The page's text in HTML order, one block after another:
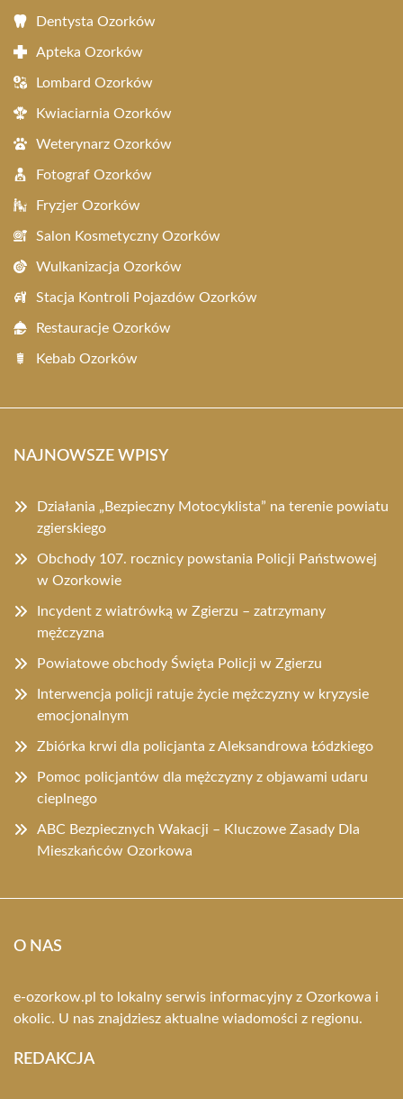
Dentysta Ozorków
Apteka Ozorków
Lombard Ozorków
Kwiaciarnia Ozorków
Weterynarz Ozorków
Fotograf Ozorków
Fryzjer Ozorków
Salon Kosmetyczny Ozorków
Wulkanizacja Ozorków
Stacja Kontroli Pojazdów Ozorków
Restauracje Ozorków
Kebab Ozorków
NAJNOWSZE WPISY
Działania „Bezpieczny Motocyklista” na terenie powiatu
zgierskiego
Obchody 107. rocznicy powstania Policji Państwowej
w Ozorkowie
Incydent z wiatrówką w Zgierzu – zatrzymany
mężczyzna
Powiatowe obchody Święta Policji w Zgierzu
Interwencja policji ratuje życie mężczyzny w kryzysie
emocjonalnym
Zbiórka krwi dla policjanta z Aleksandrowa Łódzkiego
Pomoc policjantów dla mężczyzny z objawami udaru
cieplnego
ABC Bezpiecznych Wakacji – Kluczowe Zasady Dla
Mieszkańców Ozorkowa
O NAS
e-ozorkow.pl to lokalny serwis informacyjny z Ozorkowa i
okolic. U nas znajdziesz aktualne wiadomości z regionu.
REDAKCJA